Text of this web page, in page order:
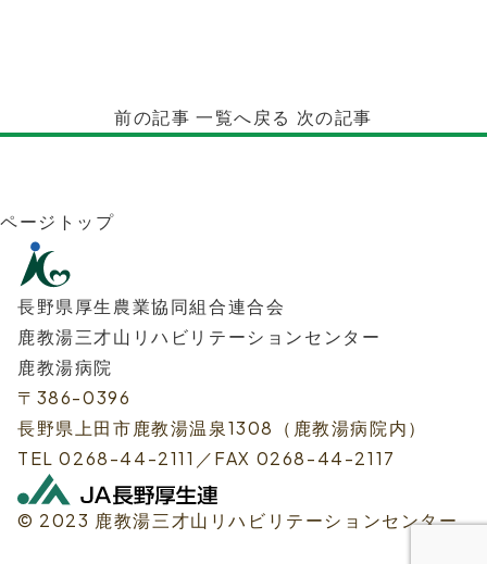
前の記事 一覧へ戻る 次の記事
ページトップ
長野県厚生農業協同組合連合会
鹿教湯三才山リハビリテーションセンター
鹿教湯病院
〒386-0396
長野県上田市鹿教湯温泉1308（鹿教湯病院内）
TEL 0268-44-2111 ／FAX 0268-44-2117
© 2023 鹿教湯三才山リハビリテーションセンター